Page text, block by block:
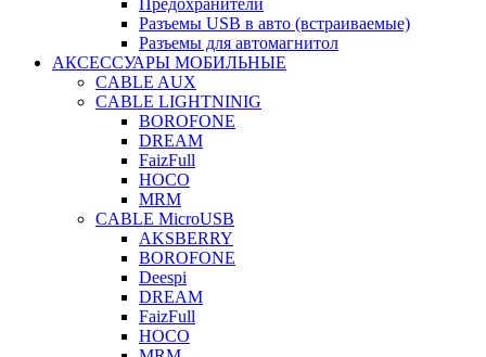
Предохранители
Разъемы USB в авто (встраиваемые)
Разъемы для автомагнитол
АКСЕССУАРЫ МОБИЛЬНЫЕ
CABLE AUX
CABLE LIGHTNINIG
BOROFONE
DREAM
FaizFull
HOCO
MRM
CABLE MicroUSB
AKSBERRY
BOROFONE
Deespi
DREAM
FaizFull
HOCO